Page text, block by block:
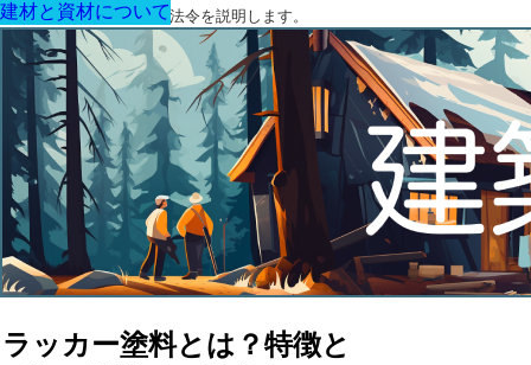
建築に関する用語と関連法令を説明します。
ラッカー塗料とは？特徴と
建材と資材について
建材と資材について
建材と資材について
建材と資材について
建材と資材について
建材と資材について
建材と資材について